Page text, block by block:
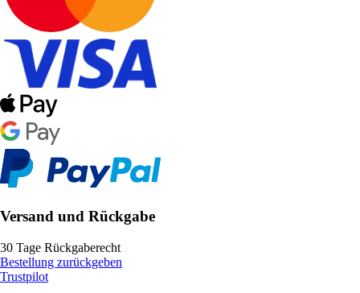
Versand und Rückgabe
30 Tage Rückgaberecht
Bestellung zurückgeben
Trustpilot